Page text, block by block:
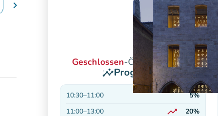
zu ändern
chevron_right
Geschlossen-Öffnet um 10:30
insightsPrognosen
10:30–11:00
5%
11:00–13:00 trending_up
20%